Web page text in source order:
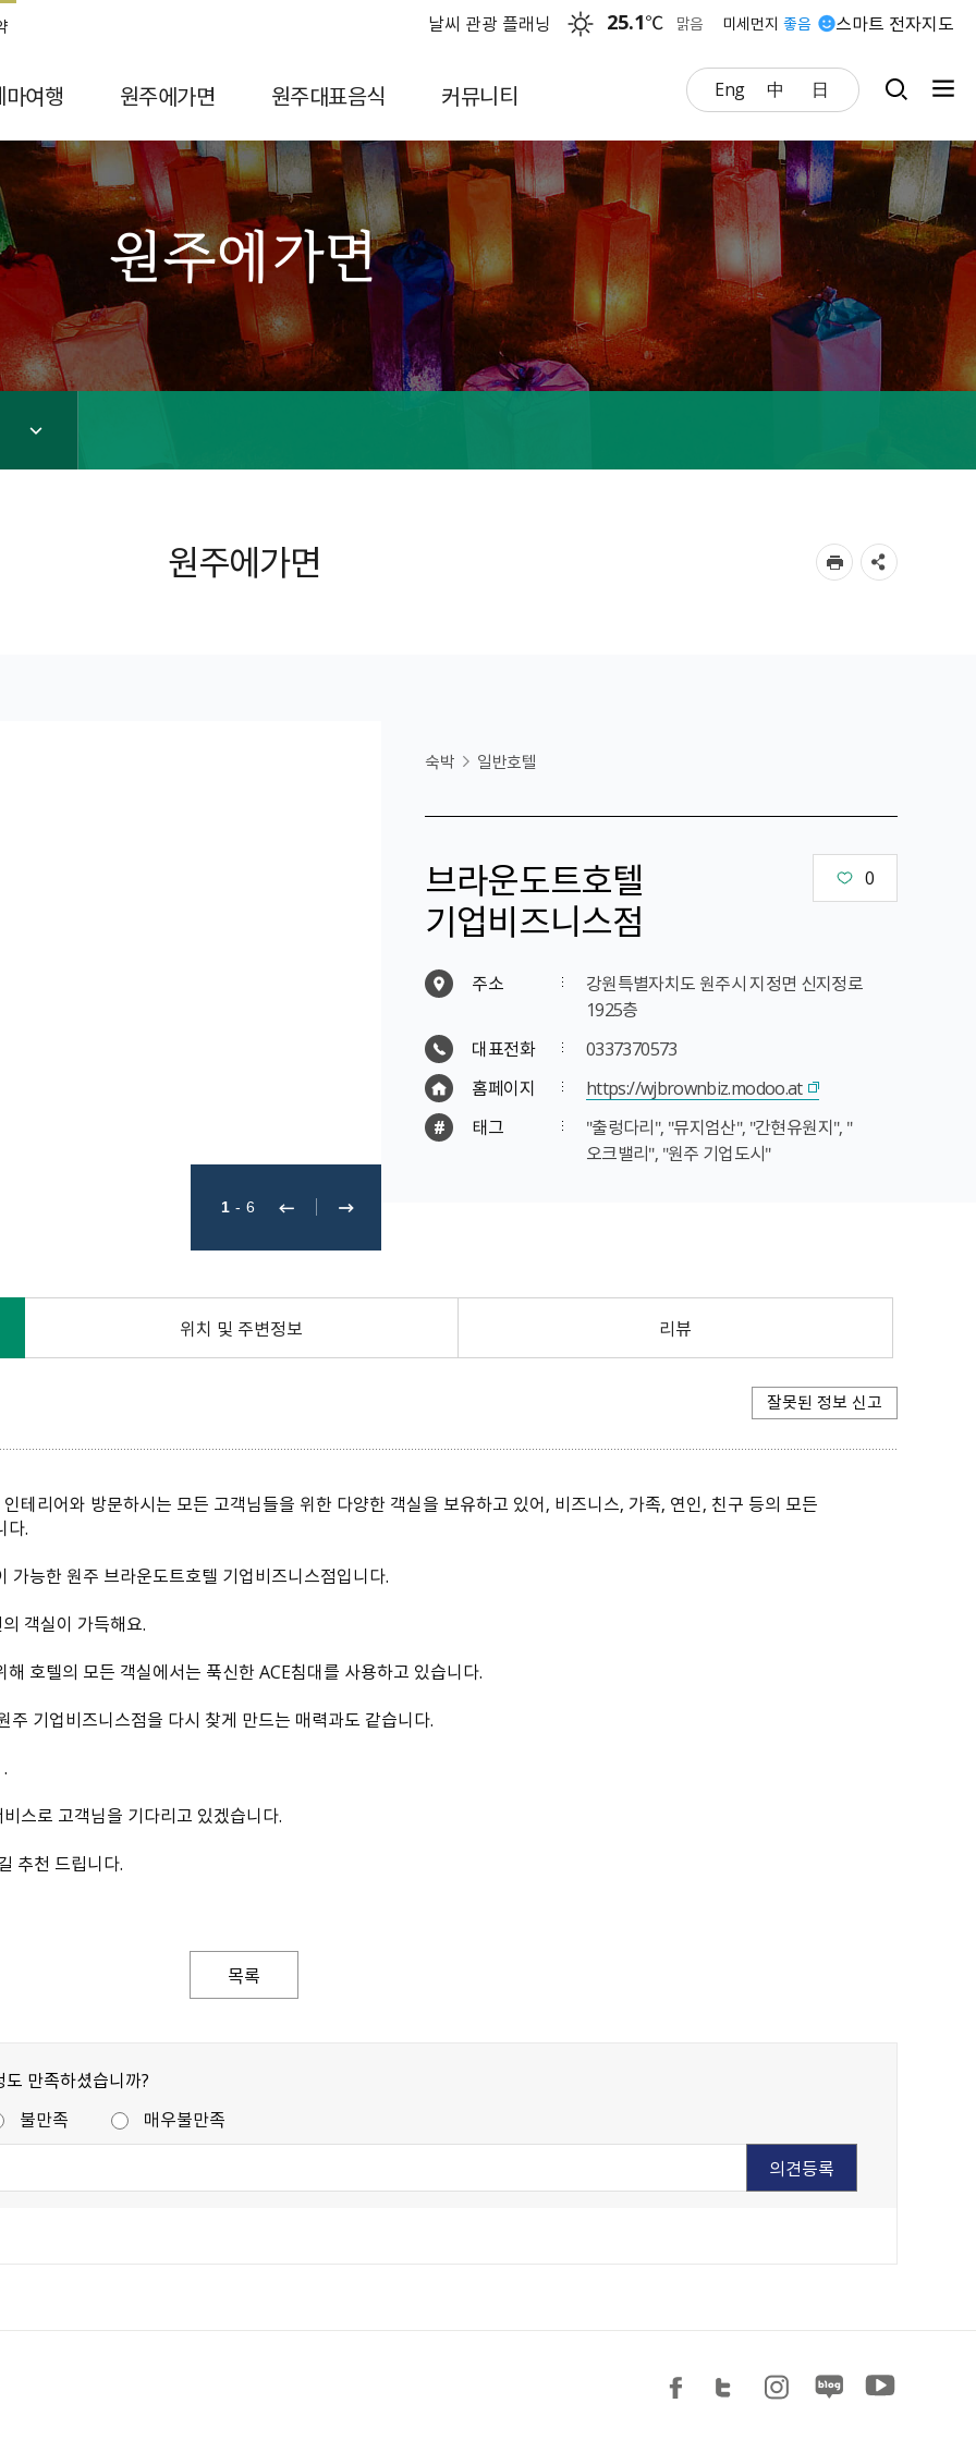
스마트 전자지도
날씨 관광 플래닝 25.1℃ 맑음 미세먼지 좋음
Eng 中 日
마여행 원주에가면 원주대표음식 커뮤니티
원주에가면
원주에가면
1 - 6
숙박 일반호텔
브라운도트호텔
기업비즈니스점
0
주소
강원특별자치도 원주시 지정면 신지정로
1925층
대표전화
0337370573
홈페이지
https://wjbrownbiz.modoo.at
태그
＂출렁다리＂, ＂뮤지엄산＂, ＂간현유원지＂, ＂
오크밸리＂, ＂원주 기업도시＂
위치 및 주변정보 리뷰
잘못된 정보 신고
테리어와 방문하시는 모든 고객님들을 위한 다양한 객실을 보유하고 있어, 비즈니스, 가족, 연인, 친구 등의 모든
다.
능한 원주 브라운도트호텔 기업비즈니스점입니다.
객실이 가득해요.
호텔의 모든 객실에서는 푹신한 ACE침대를 사용하고 있습니다.
기업비즈니스점을 다시 찾게 만드는 매력과도 같습니다.
스로 고객님을 기다리고 있겠습니다.
추천 드립니다.
목록
만족하셨습니까?
불만족 매우불만족